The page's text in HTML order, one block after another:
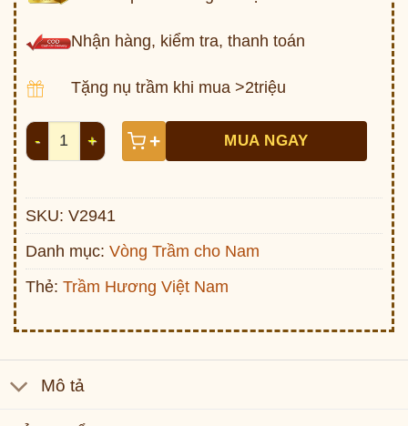
Nhận hàng, kiểm tra, thanh toán
Tặng nụ trầm khi mua >2triệu
Vòng trầm trúc khúc Việt V2941 số lượng
+ MUA NGAY
SKU: V2941
Danh mục: Vòng Trầm cho Nam
Thẻ: Trầm Hương Việt Nam
Mô tả